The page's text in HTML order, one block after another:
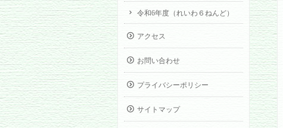
令和6年度（れいわ６ねんど）
アクセス
お問い合わせ
プライバシーポリシー
サイトマップ